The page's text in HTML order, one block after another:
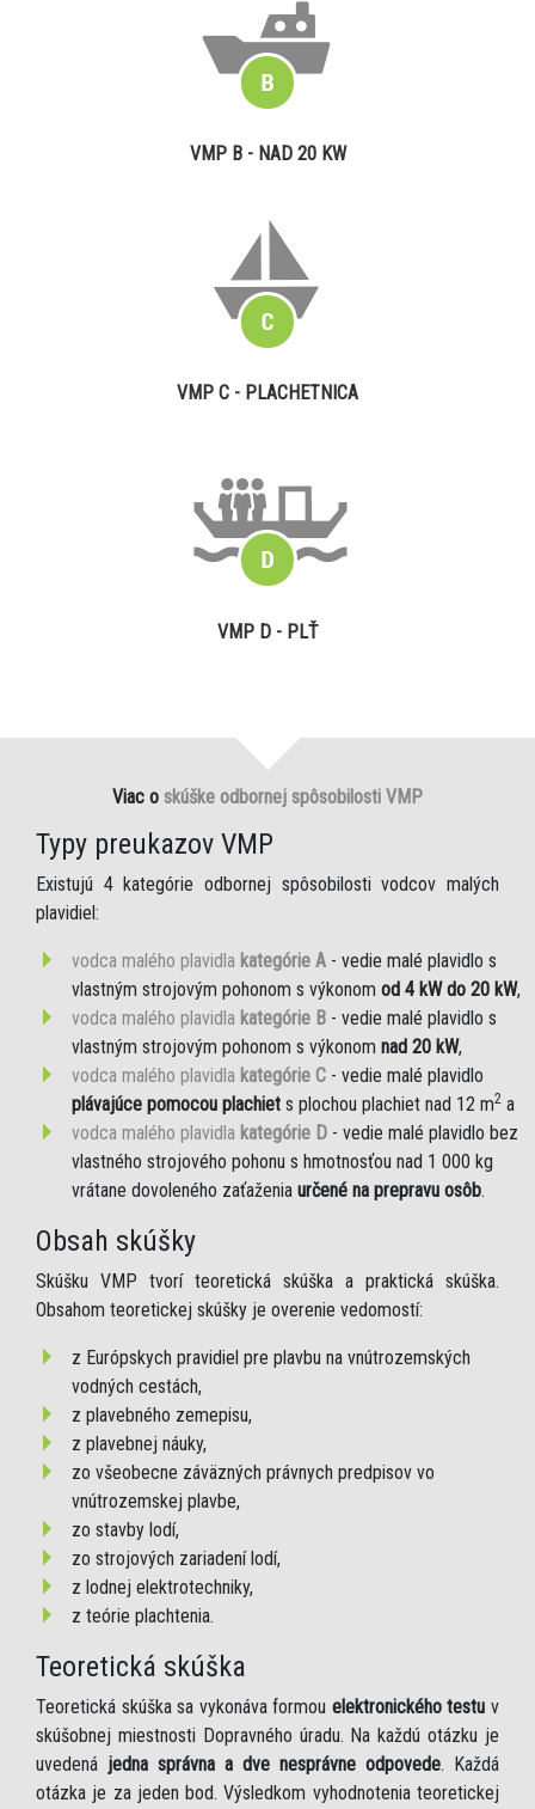
VMP B - NAD 20 KW
VMP C - PLACHETNICA
VMP D - PLŤ
Viac o skúške odbornej spôsobilosti VMP
Typy preukazov VMP
Existujú 4 kategórie odbornej spôsobilosti vodcov malých
plavidiel:
vodca malého plavidla kategórie A - vedie malé plavidlo s
vlastným strojovým pohonom s výkonom od 4 kW do 20 kW,
vodca malého plavidla kategórie B - vedie malé plavidlo s
vlastným strojovým pohonom s výkonom nad 20 kW,
vodca malého plavidla kategórie C - vedie malé plavidlo
plávajúce pomocou plachiet s plochou plachiet nad 12 m2 a
vodca malého plavidla kategórie D - vedie malé plavidlo bez
vlastného strojového pohonu s hmotnosťou nad 1 000 kg
vrátane dovoleného zaťaženia určené na prepravu osôb.
Obsah skúšky
Skúšku VMP tvorí teoretická skúška a praktická skúška.
Obsahom teoretickej skúšky je overenie vedomostí:
z Európskych pravidiel pre plavbu na vnútrozemských
vodných cestách,
z plavebného zemepisu,
z plavebnej náuky,
zo všeobecne záväzných právnych predpisov vo
vnútrozemskej plavbe,
zo stavby lodí,
zo strojových zariadení lodí,
z lodnej elektrotechniky,
z teórie plachtenia.
Teoretická skúška
Teoretická skúška sa vykonáva formou elektronického testu v
skúšobnej miestnosti Dopravného úradu. Na každú otázku je
uvedená jedna správna a dve nesprávne odpovede. Každá
otázka je za jeden bod. Výsledkom vyhodnotenia teoretickej